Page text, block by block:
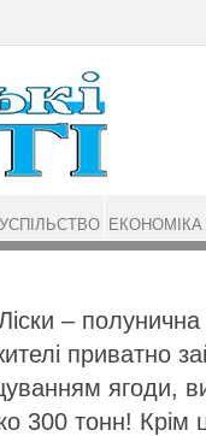
– полунична
приватно
ягоди,
300 тонн! Крім
ЕКОНОМІКА